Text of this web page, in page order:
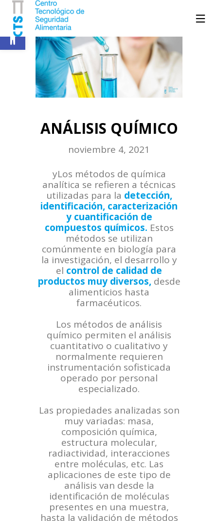
Abrir barra de herramientas
ANÁLISIS QUÍMICO
noviembre 4, 2021
yLos métodos de química
analítica se refieren a técnicas
utilizadas para la detección,
identificación, caracterización
y cuantificación de
compuestos químicos. Estos
métodos se utilizan
comúnmente en biología para
la investigación, el desarrollo y
el control de calidad de
productos muy diversos, desde
alimenticios hasta
farmacéuticos.
Los métodos de análisis
químico permiten el análisis
cuantitativo o cualitativo y
normalmente requieren
instrumentación sofisticada
operado por personal
especializado.
Las propiedades analizadas son
muy variadas: masa,
composición química,
estructura molecular,
radiactividad, interacciones
entre moléculas, etc. Las
aplicaciones de este tipo de
análisis van desde la
identificación de moléculas
presentes en una muestra,
hasta la validación de métodos